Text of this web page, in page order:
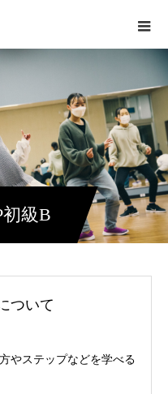
初級B
ついて
やステップなどを学べる